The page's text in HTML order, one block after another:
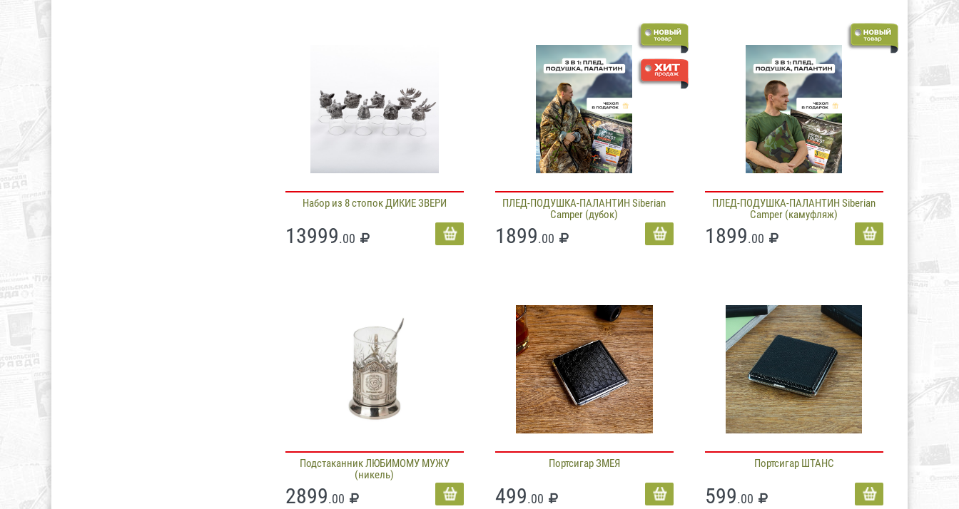
Набор из 8 стопок ДИКИЕ ЗВЕРИ
13999.00
ПЛЕД-ПОДУШКА-ПАЛАНТИН Siberian
Camper (дубок)
1899.00
ПЛЕД-ПОДУШКА-ПАЛАНТИН Siberian
Camper (камуфляж)
1899.00
Подстаканник ЛЮБИМОМУ МУЖУ
(никель)
2899.00
Портсигар ЗМЕЯ
499.00
Портсигар ШТАНС
599.00